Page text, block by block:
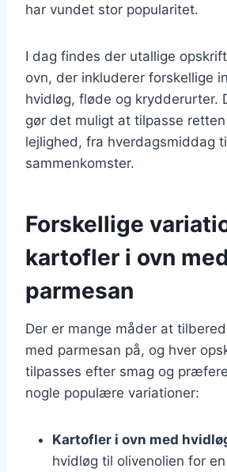
har vundet stor popularitet.
I dag findes der utallige
ovn, der inkluderer forskellige
hvidløg, fløde og krydderurter.
gør det muligt at tilpasse
lejlighed, fra hverdagsmiddag
sammenkomster.
Forskellige
kartofler i ovn med
parmesan
Der er mange måder at
med parmesan på, og hver
tilpasses efter smag og
nogle populære variationer:
Kartofler i ovn med
hvidløg til olivenolien for